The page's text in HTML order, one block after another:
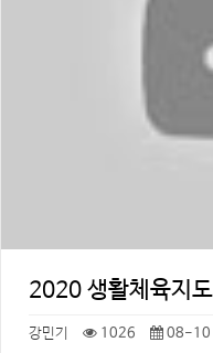
2020 생활체육지
강민기 1026 08-10